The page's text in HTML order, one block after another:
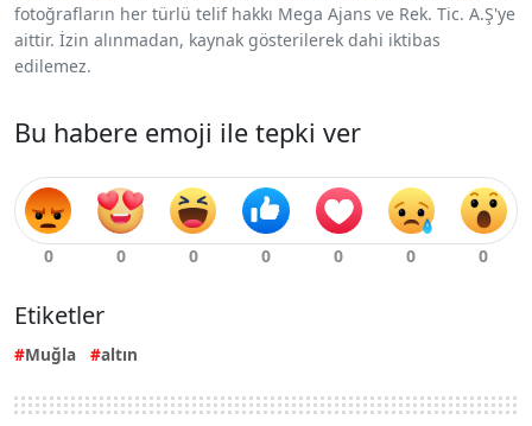
fotoğrafların her türlü telif hakkı Mega Ajans ve Rek. Tic. A.Ş'ye
aittir. İzin alınmadan, kaynak gösterilerek dahi iktibas
edilemez.
Bu habere emoji ile tepki ver
Etiketler
Muğla altın